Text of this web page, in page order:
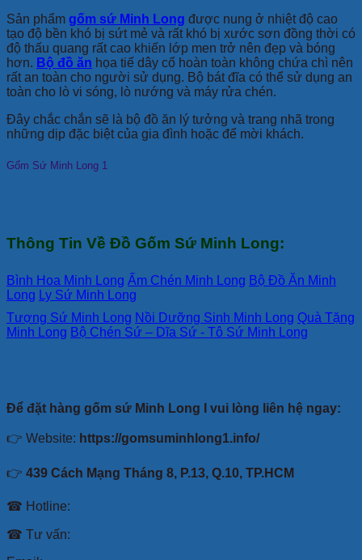
Sản phẩm gốm sứ Minh Long được nung ở nhiệt độ cao
tạo độ bền khó bị sứt mẻ và rất khó bị xước sơn đồng thời có
độ thấu quang rất cao khiến lớp men trở nên đẹp và bóng
hơn. Bộ đồ ăn họa tiế dây cổ hoàn toàn không chứa chì nên
rất an toàn cho người sử dụng. Bộ bát đĩa có thể sử dụng an
toàn cho lò vi sóng, lò nướng và máy rửa chén.
Đây chắc chắn sẽ là bộ đồ ăn lý tưởng và trang nhã trong
những dịp đặc biệt của gia đình hoặc để mời khách.
Gốm Sứ Minh Long 1
Thông Tin Về Đồ Gốm Sứ Minh Long:
Bình Hoa Minh Long Ấm Chén Minh Long Bộ Đồ Ăn Minh
Long Ly Sứ Minh Long
Tượng Sứ Minh Long Nồi Dưỡng Sinh Minh Long Quà Tặng
Minh Long Bộ Chén Sứ – Dĩa Sứ - Tô Sứ Minh Long
Để đặt hàng gốm sứ Minh Long I vui lòng liên hệ ngay:
👉 Website: https://gomsuminhlong1.info/
👉 439 Cách Mạng Tháng 8, P.13, Q.10, TP.HCM
☎ Hotline:
☎ Tư vấn: